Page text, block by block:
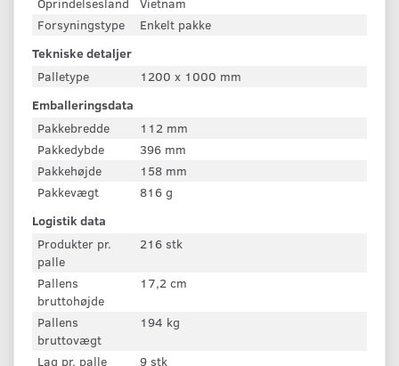
Forsyningstype
Enkelt pakke
Tekniske detaljer
Palletype
1200 x 1000 mm
Emballeringsdata
Pakkebredde
112 mm
Pakkedybde
396 mm
Pakkehøjde
158 mm
Pakkevægt
816 g
Logistik data
Produkter pr.
palle
216 stk
Pallens
bruttohøjde
17,2 cm
Pallens
bruttovægt
194 kg
Lag pr. palle
9 stk